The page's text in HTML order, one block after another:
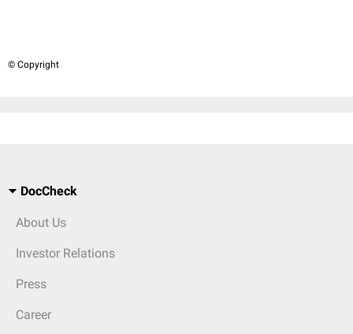
© Copyright
DocCheck
About Us
Investor Relations
Press
Career